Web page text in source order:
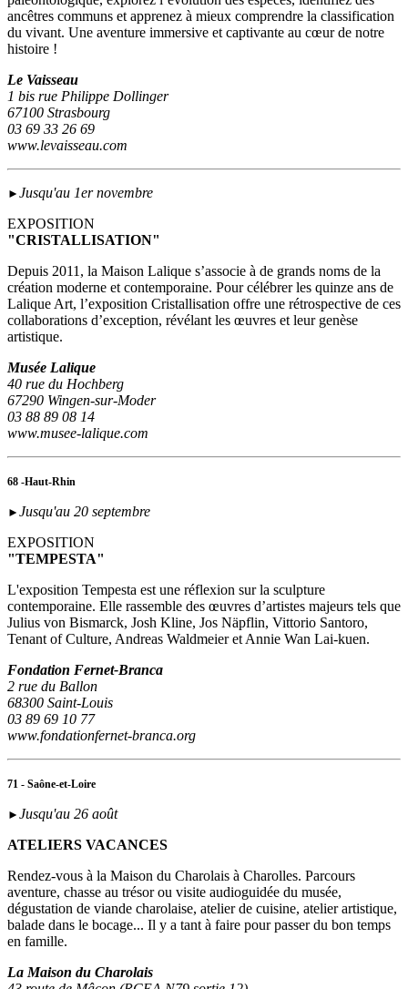
ancêtres communs et apprenez à mieux comprendre la classification
du vivant. Une aventure immersive et captivante au cœur de notre
histoire !
Le Vaisseau
1 bis rue Philippe Dollinger
67100 Strasbourg
03 69 33 26 69
www.levaisseau.com
► Jusqu'au 1er novembre
EXPOSITION
"CRISTALLISATION"
Depuis 2011, la Maison Lalique s’associe à de grands noms de la
création moderne et contemporaine. Pour célébrer les quinze ans de
Lalique Art, l’exposition Cristallisation offre une rétrospective de ces
collaborations d’exception, révélant les œuvres et leur genèse
artistique.
Musée Lalique
40 rue du Hochberg
67290 Wingen-sur-Moder
03 88 89 08 14
www.musee-lalique.com
68 -Haut-Rhin
► Jusqu'au 20 septembre
EXPOSITION
"TEMPESTA"
L'exposition Tempesta est une réflexion sur la sculpture
contemporaine. Elle rassemble des œuvres d’artistes majeurs tels que
Julius von Bismarck, Josh Kline, Jos Näpflin, Vittorio Santoro,
Tenant of Culture, Andreas Waldmeier et Annie Wan Lai-kuen.
Fondation Fernet-Branca
2 rue du Ballon
68300 Saint-Louis
03 89 69 10 77
www.fondationfernet-branca.org
71 - Saône-et-Loire
► Jusqu'au 26 août
ATELIERS VACANCES
Rendez-vous à la Maison du Charolais à Charolles. Parcours
aventure, chasse au trésor ou visite audioguidée du musée,
dégustation de viande charolaise, atelier de cuisine, atelier artistique,
balade dans le bocage... Il y a tant à faire pour passer du bon temps
en famille.
La Maison du Charolais